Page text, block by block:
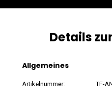
Details
Allgemeines
Artikelnummer:
TF-